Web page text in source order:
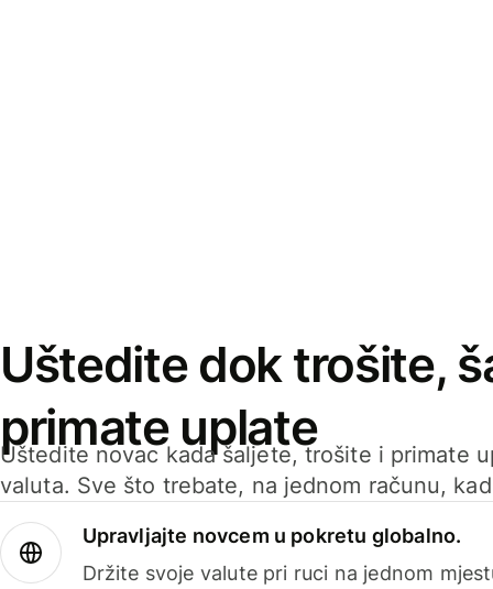
Uštedite dok trošite,
primate uplate
Uštedite novac kada šaljete, trošite i primate
valuta. Sve što trebate, na jednom računu,
Upravljajte novcem u pokretu globalno.
Držite svoje valute pri ruci na jednom